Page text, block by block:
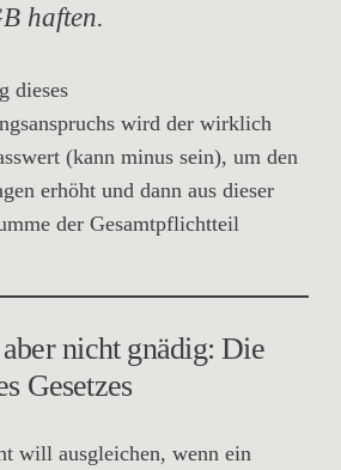
haften.
dieses
wird der wirklich
(kann minus sein), um den
erhöht und dann aus dieser
der Gesamtpflichtteil
nicht gnädig: Die
Gesetzes
will ausgleichen, wenn ein